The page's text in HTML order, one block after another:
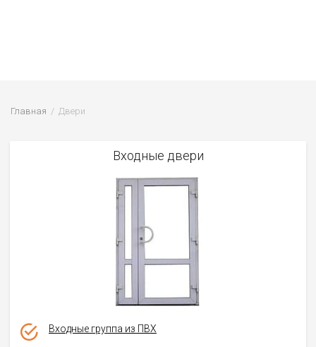
Главная Двери
Входные двери
Входные группа из ПВХ